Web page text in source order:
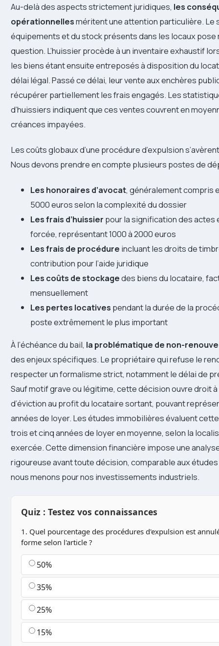
Au-delà des aspects strictement juridiques, les
opérationnellesméritent une attention particulière. Le
équipements et du stock présents dans les locaux
question. L’huissier procède à un inventaire exhaustif
les biens étant ensuite entreposés à disposition du
délai légal. Passé ce délai, leur vente aux enchères
récupérer partiellement les frais engagés. Les
d’huissiers indiquent que ces ventes couvrent en
créances impayées.
Les coûts globaux d’une procédure d’expulsion
Nous devons prendre en compte plusieurs postes de
Les honoraires d’avocat, généralement compris
5000 euros selon la complexité du dossier
Les frais d’huissier pour la signification des actes
forcée, représentant 1000 à 2000 euros
Les frais de procédure incluant les droits de
contribution pour l’aide juridique
Les coûts de stockagedes biens du locataire,
mensuellement
Les pertes locatives pendant la durée de la
poste extrêmement le plus important
À l’échéance du bail, la problématique de non-
des enjeux spécifiques. Le propriétaire qui refuse le
respecter un formalisme strict, notamment le délai de
Sauf motif grave ou légitime, cette décision ouvre droit
d’éviction au profit du locataire sortant, pouvant
années de loyer. Les études immobilières évaluent
trois et cinq années de loyer en moyenne, selon la
exercée. Cette dimension financière impose une
rigoureuse avant toute décision, comparable aux
nous menons pour nos investissements industriels.
Quiz : Testez vos connaissances
1. Quel pourcentage des procédures d'expulsion est
forme selon l'article ?
50%
35%
25%
15%